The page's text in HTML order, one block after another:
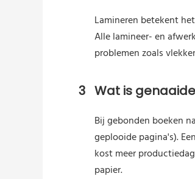
Lamineren betekent
Alle lamineer- en
problemen zoals
3 Wat is
Bij gebonden boeken
geplooide pagina's).
kost meer
papier.